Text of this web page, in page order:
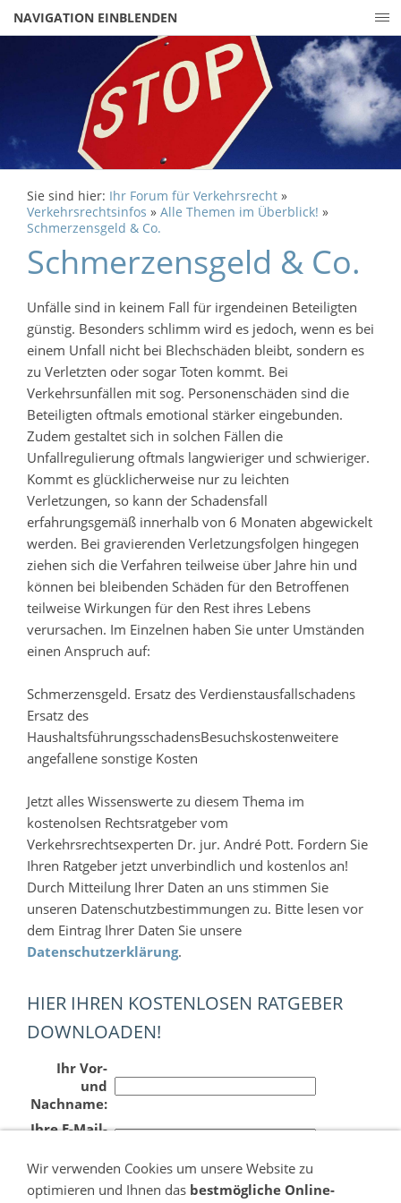
NAVIGATION EINBLENDEN
Sie sind hier: Ihr Forum für Verkehrsrecht »
Verkehrsrechtsinfos » Alle Themen im Überblick! »
Schmerzensgeld & Co.
Schmerzensgeld & Co.
Unfälle sind in keinem Fall für irgendeinen Beteiligten
günstig. Besonders schlimm wird es jedoch, wenn es bei
einem Unfall nicht bei Blechschäden bleibt, sondern es
zu Verletzten oder sogar Toten kommt. Bei
Verkehrsunfällen mit sog. Personenschäden sind die
Beteiligten oftmals emotional stärker eingebunden.
Zudem gestaltet sich in solchen Fällen die
Unfallregulierung oftmals langwieriger und schwieriger.
Kommt es glücklicherweise nur zu leichten
Verletzungen, so kann der Schadensfall
erfahrungsgemäß innerhalb von 6 Monaten abgewickelt
werden. Bei gravierenden Verletzungsfolgen hingegen
ziehen sich die Verfahren teilweise über Jahre hin und
können bei bleibenden Schäden für den Betroffenen
teilweise Wirkungen für den Rest ihres Lebens
verursachen. Im Einzelnen haben Sie unter Umständen
einen Anspruch auf:
Schmerzensgeld. Ersatz des Verdienstausfallschadens
Ersatz des
HaushaltsführungsschadensBesuchskostenweitere
angefallene sonstige Kosten
Jetzt alles Wissenswerte zu diesem Thema im
kostenolsen Rechtsratgeber vom
Verkehrsrechtsexperten Dr. jur. André Pott. Fordern Sie
Ihren Ratgeber jetzt unverbindlich und kostenlos an!
Durch Mitteilung Ihrer Daten an uns stimmen Sie
unseren Datenschutzbestimmungen zu. Bitte lesen vor
dem Eintrag Ihrer Daten Sie unsere
Datenschutzerklärung.
HIER IHREN KOSTENLOSEN RATGEBER
DOWNLOADEN!
Ihr Vor-
und
Nachname:
Ihre E-Mail-
Wir verwenden Cookies um unsere Website zu
optimieren und Ihnen das bestmögliche Online-